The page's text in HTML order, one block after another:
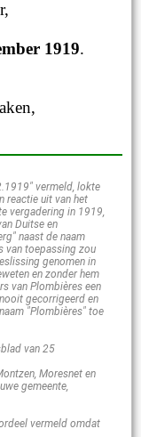
1919.
vermeld, lokte
reactie uit van het
vergadering in 1919,
Duitse en
naast de naam
van toepassing zou
genomen in
en zonder hem
van Plombières een
gecorrigeerd en
"Plombières" toe
van 25
Moresnet en
gemeente,
vermeld omdat